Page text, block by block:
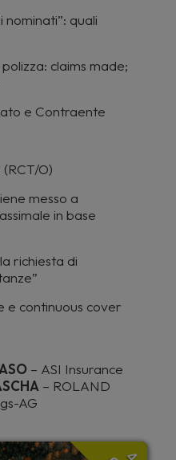
nominati”: quali
claims made;
e Contraente
O)
messo a
in base
richiesta di
e continuous cover
– ASI Insurance
– ROLAND
AG